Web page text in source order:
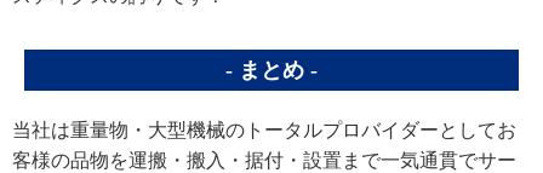
まとめ
当社は重量物・大型機械のトータルプロバイダーとしてお
客様の品物を運搬・搬入・据付・設置まで一気通貫でサー